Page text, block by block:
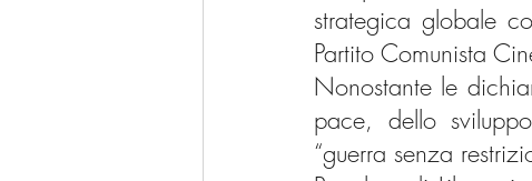
strategica globale
Partito Comunista
Nonostante le
pace, dello
“guerra senza